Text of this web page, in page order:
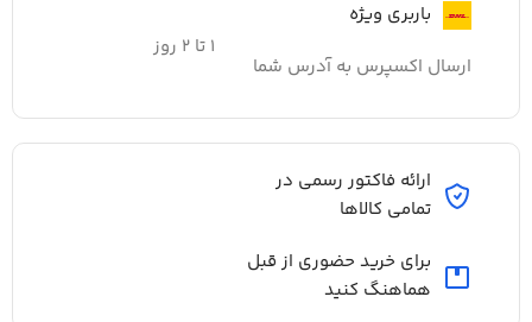
باربری ویژه
ارسال اکسپرس به آدرس شما
۱ تا ۲ روز
ارائه فاکتور رسمی در
تمامی کالاها
برای خرید حضوری از قبل
هماهنگ کنید